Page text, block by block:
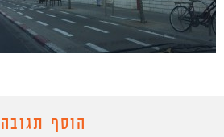
הוסף תגובה